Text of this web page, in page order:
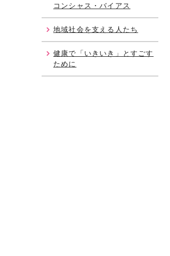
コンシャス・バイアス
地域社会を支える人たち
健康で「いきいき」とすごす
ために